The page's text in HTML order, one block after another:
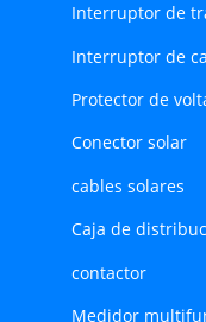
Interruptor de
Interruptor de
Protector de
Conector solar
cables solares
Caja de
contactor
Medidor